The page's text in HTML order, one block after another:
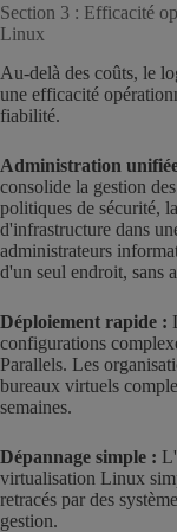
Section 3 : Efficacité
Linux
Au-delà des coûts, le
une efficacité
fiabilité.
Administration
consolide la gestion
politiques de sécurité,
d'infrastructure dans
administrateurs
d'un seul endroit, sans
Déploiement rapide :
configurations
Parallels. Les
bureaux virtuels
semaines.
Dépannage simple :
virtualisation Linux
retracés par des
gestion.